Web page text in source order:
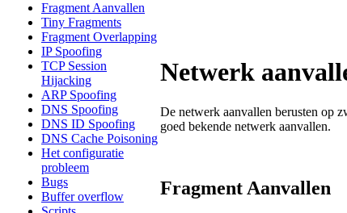
Fragment Aanvallen
Tiny Fragments
Fragment Overlapping
IP Spoofing
TCP Session
Hijacking
ARP Spoofing
DNS Spoofing
DNS ID Spoofing
DNS Cache Poisoning
Het configuratie
probleem
Bugs
Buffer overflow
Netwerk
De netwerk aanvallen berusten op
goed bekende netwerk aanvallen.
Fragment Aanvallen